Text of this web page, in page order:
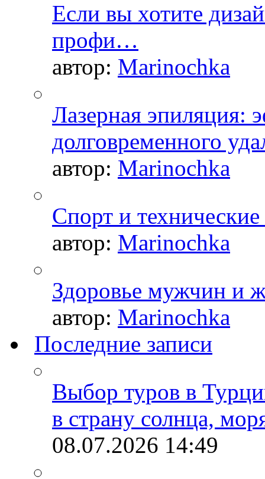
Если вы хотите
профи…
автор: Marinochka
Лазерная эпиляция:
долговременного
автор: Marinochka
Спорт и
автор: Marinochka
Здоровье мужчин и
автор: Marinochka
Последние записи
Выбор туров в
в страну солнца,
08.07.2026 14:49